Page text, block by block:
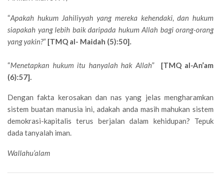
“Apakah hukum Jahiliyyah yang mereka kehendaki, dan hukum
siapakah yang lebih baik daripada hukum Allah bagi orang-orang
yang yakin?” [TMQ al- Maidah (5):50].
“Menetapkan hukum itu hanyalah hak Allah” [TMQ al-An’am
(6):57].
Dengan fakta kerosakan dan nas yang jelas mengharamkan
sistem buatan manusia ini, adakah anda masih mahukan sistem
demokrasi-kapitalis terus berjalan dalam kehidupan? Tepuk
dada tanyalah iman.
Wallahu’alam